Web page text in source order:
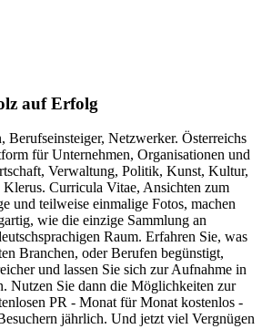
auf Erfolg
Berufseinsteiger, Netzwerker. Österreichs
für Unternehmen, Organisationen und
Verwaltung, Politik, Kunst, Kultur,
Klerus. Curricula Vitae, Ansichten zum
und teilweise einmalige Fotos, machen
wie die einzige Sammlung an
Raum. Erfahren Sie, was
Branchen, oder Berufen begünstigt,
und lassen Sie sich zur Aufnahme in
Nutzen Sie dann die Möglichkeiten zur
PR - Monat für Monat kostenlos -
jährlich. Und jetzt viel Vergnügen